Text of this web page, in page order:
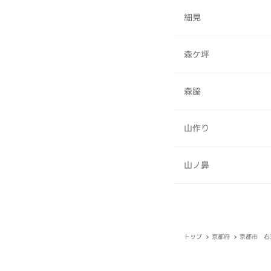
細見
森ケ坪
森脇
山作り
山ノ鼻
トップ 京都府 京都市 右